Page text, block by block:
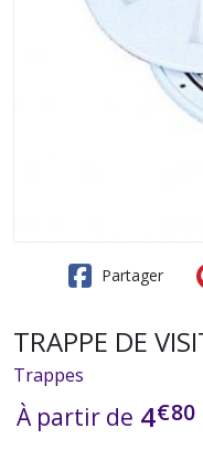
Partager
TRAPPE DE
Trappes
À partir de 4€80